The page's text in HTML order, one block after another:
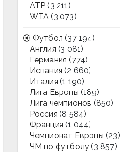
ATP (3 211)
WTA (3 073)
Футбол (37 194)
Англия (3 081)
Германия (774)
Испания (2 660)
Италия (1 190)
Лига Европы (189)
Лига чемпионов (850)
Россия (8 584)
Франция (1 044)
Чемпионат Европы (23)
ЧМ по футболу (3 857)